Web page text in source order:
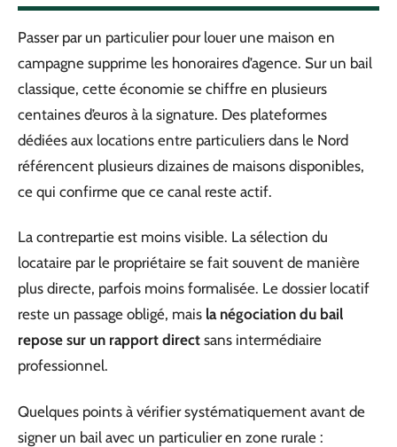
Passer par un particulier pour louer une maison en
campagne supprime les honoraires d’agence. Sur un bail
classique, cette économie se chiffre en plusieurs
centaines d’euros à la signature. Des plateformes
dédiées aux locations entre particuliers dans le Nord
référencent plusieurs dizaines de maisons disponibles,
ce qui confirme que ce canal reste actif.
La contrepartie est moins visible. La sélection du
locataire par le propriétaire se fait souvent de manière
plus directe, parfois moins formalisée. Le dossier locatif
reste un passage obligé, mais la négociation du bail
repose sur un rapport direct sans intermédiaire
professionnel.
Quelques points à vérifier systématiquement avant de
signer un bail avec un particulier en zone rurale :